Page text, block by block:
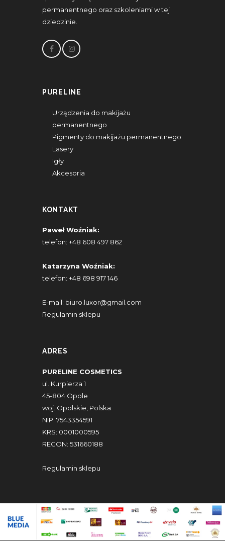
permanentnego oraz szkoleniami w tej
dziedzinie.
PURELINE
Urządzenia do makijażu
permanentnego
Pigmenty do makijażu permanentnego
Lasery
Igły
Akcesoria
KONTAKT
Paweł Woźniak:
telefon: +48 608 497 862
Katarzyna Woźniak:
telefon: +48 698 917 146
E-mail: biuro.luxor@gmail.com
Regulamin sklepu
ADRES
PURELINE COSMETICS
ul. Kurpierza 1
45-804 Opole
woj. Opolskie, Polska
NIP: 7543354591
KRS: 0001000595
REGON: 531660188
Regulamin sklepu